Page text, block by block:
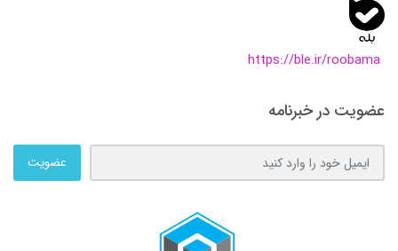
https://ble.ir/roobama
عضویت در خبرنامه
عضویت